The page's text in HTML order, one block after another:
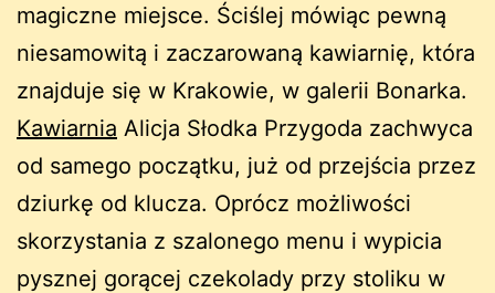
magiczne miejsce. Ściślej mówiąc pewną
niesamowitą i zaczarowaną kawiarnię, która
znajduje się w Krakowie, w galerii Bonarka.
Kawiarnia Alicja Słodka Przygoda zachwyca
od samego początku, już od przejścia przez
dziurkę od klucza. Oprócz możliwości
skorzystania z szalonego menu i wypicia
pysznej gorącej czekolady przy stoliku w